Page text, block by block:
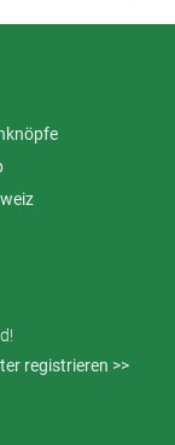
TPE-Material
oder
registrieren >>